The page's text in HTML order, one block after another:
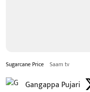
Sugarcane Price Saam tv
Gangappa Pujari